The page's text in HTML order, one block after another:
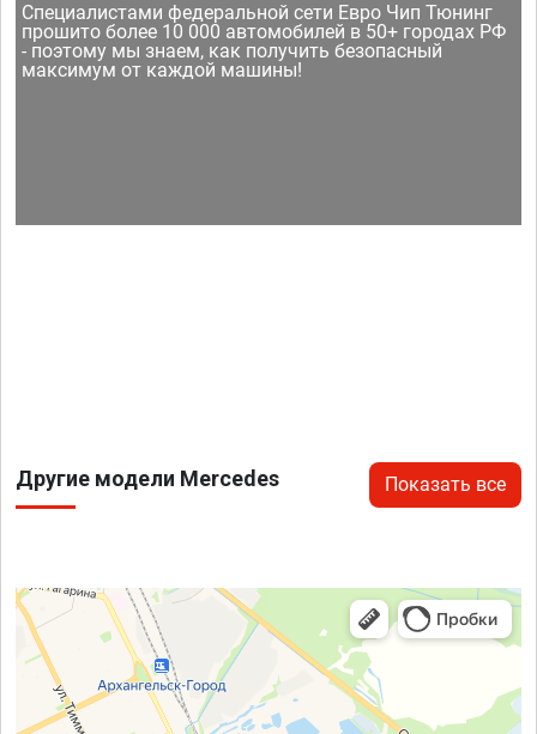
Специалистами федеральной сети Евро Чип Тюнинг
прошито более 10 000 автомобилей в 50+ городах РФ
- поэтому мы знаем, как получить безопасный
максимум от каждой машины!
Другие модели Mercedes Показать все